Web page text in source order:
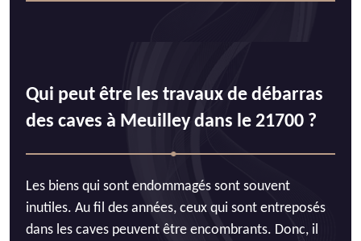
Qui peut être les travaux de débarras
des caves à Meuilley dans le 21700 ?
Les biens qui sont endommagés sont souvent
inutiles. Au fil des années, ceux qui sont entreposés
dans les caves peuvent être encombrants. Donc, il